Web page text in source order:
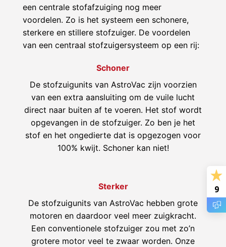
een centrale stofafzuiging nog meer
voordelen. Zo is het systeem een schonere,
sterkere en stillere stofzuiger. De voordelen
van een centraal stofzuigersysteem op een rij:
Schoner
De stofzuigunits van AstroVac zijn voorzien
van een extra aansluiting om de vuile lucht
direct naar buiten af te voeren. Het stof wordt
opgevangen in de stofzuiger. Zo ben je het
stof en het ongedierte dat is opgezogen voor
100% kwijt. Schoner kan niet!
Sterker
De stofzuigunits van AstroVac hebben grote
motoren en daardoor veel meer zuigkracht.
Een conventionele stofzuiger zou met zo’n
grotere motor veel te zwaar worden. Onze
9